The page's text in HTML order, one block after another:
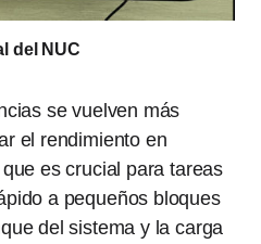
del NUC
se vuelven más
el rendimiento en
es crucial para tareas
a pequeños bloques
del sistema y la carga